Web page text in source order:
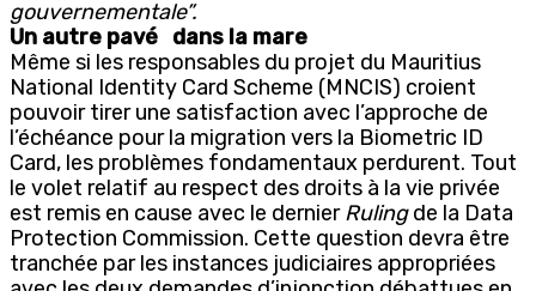
gouvernementale”.
Un autre pavé dans la mare
Même si les responsables du projet du Mauritius
National Identity Card Scheme (MNCIS) croient
pouvoir tirer une satisfaction avec l’approche de
l’échéance pour la migration vers la Biometric ID
Card, les problèmes fondamentaux perdurent. Tout
le volet relatif au respect des droits à la vie privée
est remis en cause avec le dernierRulingde la Data
Protection Commission. Cette question devra être
tranchée par les instances judiciaires appropriées